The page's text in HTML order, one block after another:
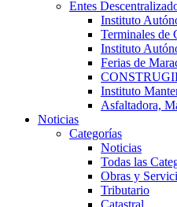
Entes
Instituto
Terminales de
Instituto
Ferias de
Instituto
Asfaltadora,
Noticias
Categorías
Noticias
Todas las
Obras y
Tributario
Catastral